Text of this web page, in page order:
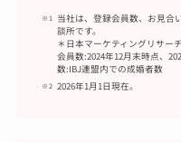
当社は、登録会員数、お見合
談所です。
＊日本マーケティングリサー
会員数:2024年12月末時点、
数:IBJ連盟内での成婚者数
2026年1月1日現在。